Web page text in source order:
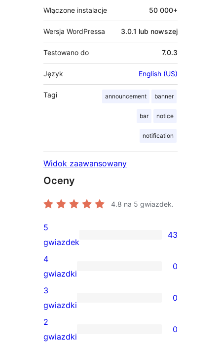
Włączone instalacje 50 000+
Wersja WordPressa 3.0.1 lub nowszej
Testowano do 7.0.3
Język English (US)
Tagi announcement banner
bar notice
notification
Widok zaawansowany
Oceny
4.8 na 5 gwiazdek.
43
recenzje
5-
gwiazdkowe
5
gwiazdek
43
0
recenzji
4-
gwiazdkowych
4
gwiazdki
0
0
recenzji
3-
3
gwiazdki
0
0
2
gwiazdki
0